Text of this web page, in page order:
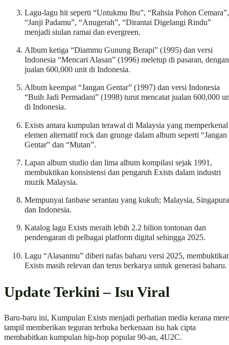
Lagu-lagu hit seperti “Untukmu Ibu”, “Rahsia Pohon Cemara”,
“Janji Padamu”, “Anugerah”, “Dirantai Digelangi Rindu”
menjadi siulan ramai dan evergreen.
Album ketiga “Diammu Gunung Berapi” (1995) dan versi
Indonesia “Mencari Alasan” (1996) meletup di pasaran, dengan
jualan 600,000 unit di Indonesia.
Album keempat “Jangan Gentar” (1997) dan versi Indonesia
“Buih Jadi Permadani” (1998) turut mencatat jualan 600,000
di Indonesia.
Exists antara kumpulan terawal di Malaysia yang memperkenal
elemen alternatif rock dan grunge dalam album seperti “Jangan
Gentar” dan “Mutan”.
Lapan album studio dan lima album kompilasi sejak 1991,
membuktikan konsistensi dan pengaruh Exists dalam industri
muzik Malaysia.
Mempunyai fanbase serantau yang kukuh; Malaysia, Singapura
dan Indonesia.
Katalog lagu Exists meraih lebih 2.2 bilion tontonan dan
pendengaran di pelbagai platform digital sehingga 2025.
Lagu “Alasanmu” diberi nafas baharu versi 2025,
Exists masih relevan dan terus berkarya untuk generasi baharu.
Update Terkini – Isu Viral
Baru-baru ini, Kumpulan Exists menjadi perhatian media kerana
tampil memberikan teguran terbuka berkenaan isu hak cipta
membabitkan kumpulan hip-hop popular 90-an, 4U2C.